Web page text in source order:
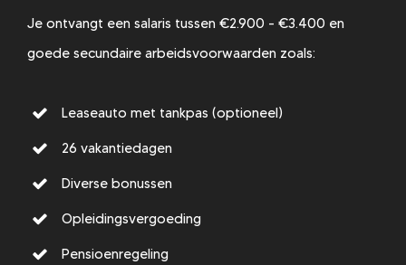
Je ontvangt een salaris tussen €2.900 - €3.400 en
goede secundaire arbeidsvoorwaarden zoals:
Leaseauto met tankpas (optioneel)
26 vakantiedagen
Diverse bonussen
Opleidingsvergoeding
Pensioenregeling